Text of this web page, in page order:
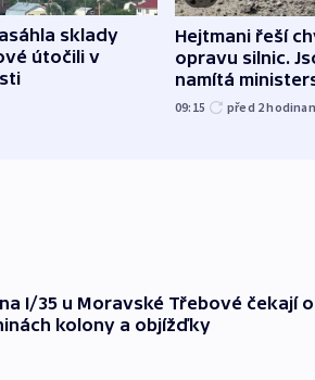
sklady
útočili v
Hejtmani řeší
opravu silnic.
namítá
09:15 před 2
I/35 u Moravské Třebové čekají o
kolony a objížďky